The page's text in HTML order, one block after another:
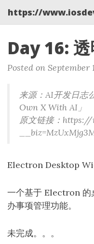
https://
Day 16:
Posted on September
来源：AI开发日志
Own X With AI」
原文链接：
Electron Desktop
一个基于 Electron 的
办事项管理功能。
未完成。。。